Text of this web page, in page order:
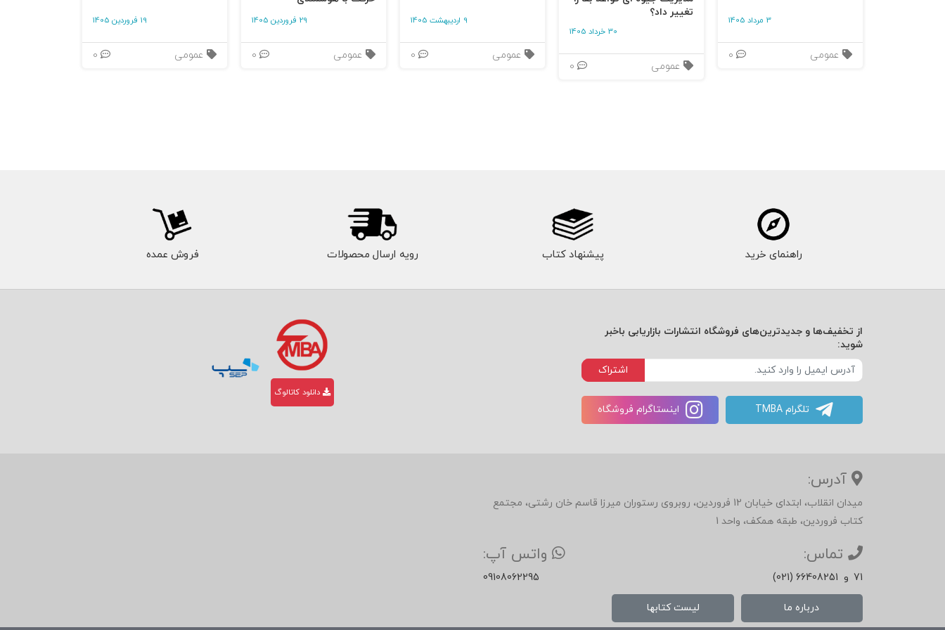
،
پرس
زده؛
ه، تا
ک،
3 مرداد 1405
عمومی
تغییر داد؟
30 خرداد 1405
عمومی
9 اردیبهشت 1405
عمومی
29 فروردین 1405
عمومی
19 فروردین 1405
عمومی
راهنمای خرید پیشنهاد کتاب رویه ارسال محصولات فروش عمده
از تخفیف‌ها و جدیدترین‌های فروشگاه انتشارات بازاریابی باخبر
شوید:
اشتراک
تلگرام TMBA اینستاگرام فروشگاه
دانلود کاتالوگ
آدرس:
میدان انقلاب، ابتدای خیابان 12 فروردین، روبروی رستوران میرزا قاسم خان رشتی، مجتمع
کتاب فروردین، طبقه همکف، واحد 1
تماس:
(021) 66408251 و 71
واتس آپ:
09108062295
درباره ما لیست کتابها